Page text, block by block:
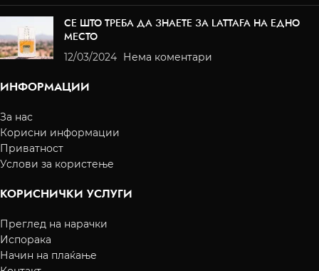
СЕ ШТО ТРЕБА ДА ЗНАЕТЕ ЗА LATTAFA НА ЕДНО
МЕСТО
12/03/2024 Нема коментари
ИНФОРМАЦИИ
За нас
Корисни информации
Приватност
Услови за користење
КОРИСНИЧКИ УСЛУГИ
Преглед на нарачки
Испорака
Начин на плаќање